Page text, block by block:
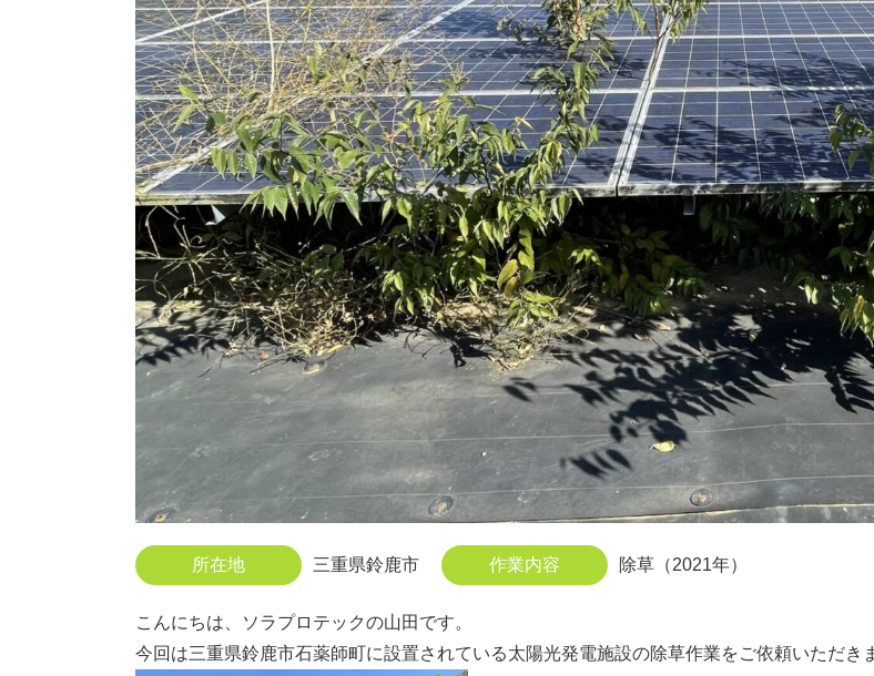
所在地 三重県鈴鹿市 作業内容 除草（2021年）
こんにちは、ソラプロテックの山田です。
今回は三重県鈴鹿市石薬師町に設置されている太陽光発電施設の除草作業をご依頼いただき